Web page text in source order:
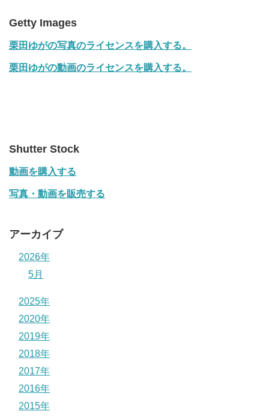
Getty Images
栗田ゆがの写真のライセンスを購入する。
栗田ゆがの動画のライセンスを購入する。
Shutter Stock
動画を購入する
写真・動画を販売する
アーカイブ
2026年
5月
2025年
2020年
2019年
2018年
2017年
2016年
2015年